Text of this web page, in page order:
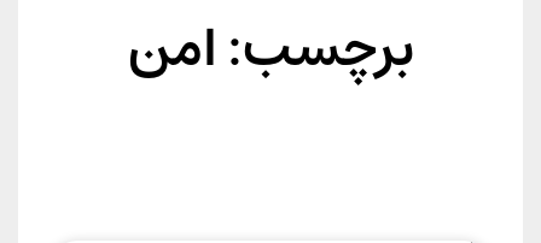
برچسب: امن